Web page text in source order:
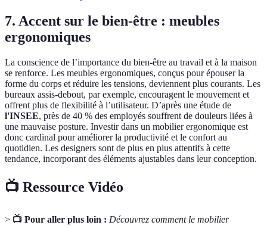
7. Accent sur le bien-être : meubles
ergonomiques
La conscience de l’importance du bien-être au travail et à la maison
se renforce. Les meubles ergonomiques, conçus pour épouser la
forme du corps et réduire les tensions, deviennent plus courants. Les
bureaux assis-debout, par exemple, encouragent le mouvement et
offrent plus de flexibilité à l’utilisateur. D’après une étude de
l'INSEE, près de 40 % des employés souffrent de douleurs liées à
une mauvaise posture. Investir dans un mobilier ergonomique est
donc cardinal pour améliorer la productivité et le confort au
quotidien. Les designers sont de plus en plus attentifs à cette
tendance, incorporant des éléments ajustables dans leur conception.
📺 Ressource Vidéo
> 📺 Pour aller plus loin : Découvrez comment le mobilier